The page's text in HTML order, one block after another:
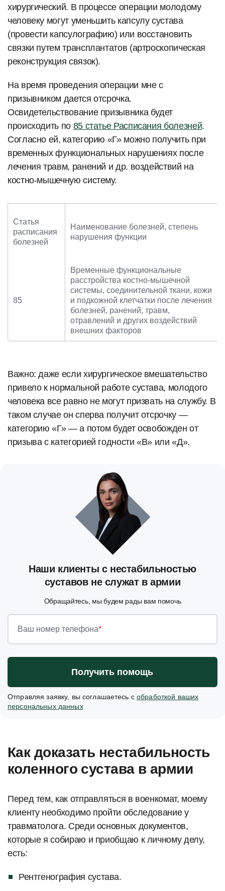
хирургический. В процессе операции молодому
человеку могут уменьшить капсулу сустава
(провести капсулографию) или восстановить
связки путем трансплантатов (артроскопическая
реконструкция связок).
На время проведения операции мне с
призывником дается отсрочка.
Освидетельствование призывника будет
происходить по 85 статье Расписания болезней.
Согласно ей, категорию «Г» можно получить при
временных функциональных нарушениях после
лечения травм, ранений и др. воздействий на
костно-мышечную систему.
Статья
расписания
болезней
Наименование болезней, степень
нарушения функции
85
Временные функциональные
расстройства костно-мышечной
системы, соединительной ткани, кожи
и подкожной клетчатки после лечения
болезней, ранений, травм,
отравлений и других воздействий
внешних факторов
Важно: даже если хирургическое вмешательство
привело к нормальной работе сустава, молодого
человека все равно не могут призвать на службу. В
таком случае он сперва получит отсрочку —
категорию «Г» — а потом будет освобожден от
призыва с категорией годности «В» или «Д».
Наши клиенты с нестабильностью
суставов не служат в армии
Обращайтесь, мы будем рады вам помочь
Ваш номер телефона*
Получить помощь
Отправляя заявку, вы соглашаетесь собработкой ваших
персональных данных
Как доказать нестабильность
коленного сустава в армии
Перед тем, как отправляться в военкомат, моему
клиенту необходимо пройти обследование у
травматолога. Среди основных документов,
которые я собираю и приобщаю к личному делу,
есть:
Рентгенография сустава.